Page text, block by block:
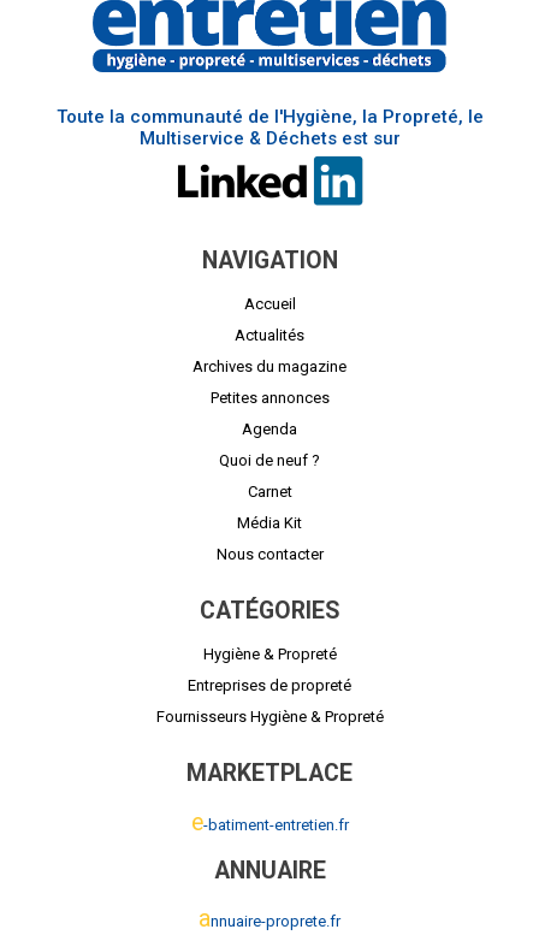
Toute la communauté de l'Hygiène, la Propreté, le
Multiservice & Déchets est sur
NAVIGATION
Accueil
Actualités
Archives du magazine
Petites annonces
Agenda
Quoi de neuf ?
Carnet
Média Kit
Nous contacter
CATÉGORIES
Hygiène & Propreté
Entreprises de propreté
Fournisseurs Hygiène & Propreté
MARKETPLACE
e-batiment-entretien.fr
ANNUAIRE
annuaire-proprete.fr